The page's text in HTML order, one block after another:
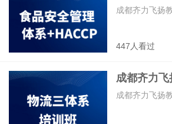
系+HACCP
447人看过
成都齐力飞扬
成都齐力
培训班
成都齐力飞扬